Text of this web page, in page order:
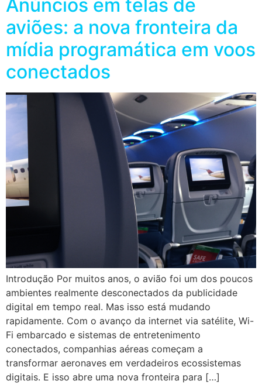
Anúncios em telas de
aviões: a nova fronteira da
mídia programática em voos
conectados
Introdução Por muitos anos, o avião foi um dos poucos
ambientes realmente desconectados da publicidade
digital em tempo real. Mas isso está mudando
rapidamente. Com o avanço da internet via satélite, Wi-
Fi embarcado e sistemas de entretenimento
conectados, companhias aéreas começam a
transformar aeronaves em verdadeiros ecossistemas
digitais. E isso abre uma nova fronteira para […]